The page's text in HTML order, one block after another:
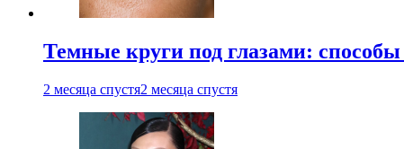
Темные круги под глазами:
2 месяца спустя2 месяца спустя